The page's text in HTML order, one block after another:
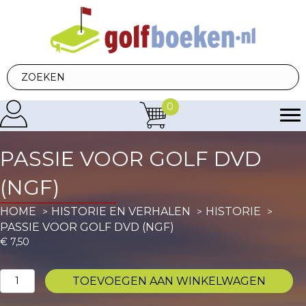
0
PASSIE VOOR GOLF DVD
(NGF)
HOME HISTORIE EN VERHALEN
HISTORIE
PASSIE VOOR GOLF DVD (NGF)
€ 7,50
Passie
voor
TOEVOEGEN AAN WINKELWAGEN